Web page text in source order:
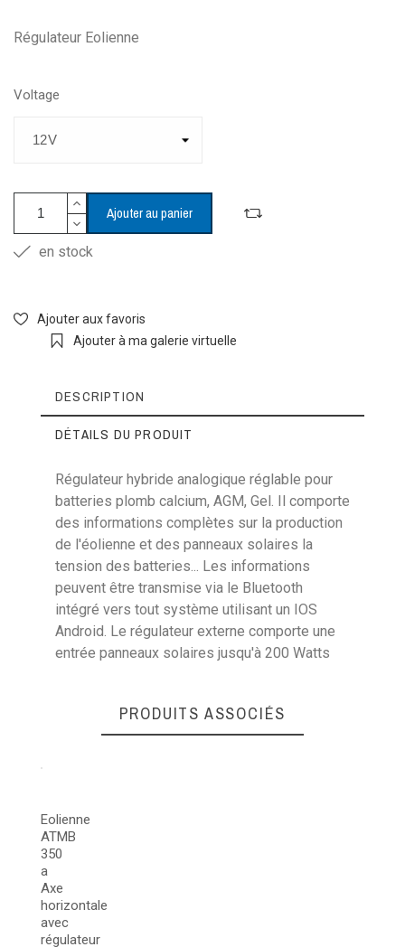
Régulateur Eolienne
Voltage
Ajouter au panier
en stock
Ajouter aux favoris
Ajouter à ma galerie virtuelle
DESCRIPTION
DÉTAILS DU PRODUIT
Régulateur hybride analogique réglable pour
batteries plomb calcium, AGM, Gel. Il comporte
des informations complètes sur la production
de l'éolienne et des panneaux solaires la
tension des batteries... Les informations
peuvent être transmise via le Bluetooth
intégré vers tout système utilisant un IOS
Android. Le régulateur externe comporte une
entrée panneaux solaires jusqu'à 200 Watts
RéférenceA350R12
Poids 1,5 Kg
PRODUITS ASSOCIÉS
Eolienne
ATMB
350
a
Axe
horizontale
avec
régulateur